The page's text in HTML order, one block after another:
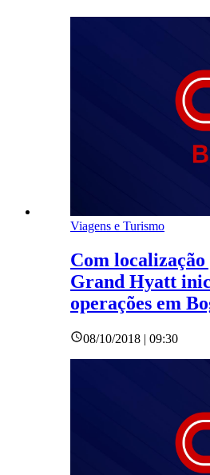
Viagens e Turismo
Com
Grand Hyatt
operações em
08/10/2018 | 09:30